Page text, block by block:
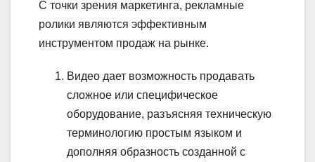
С точки зрения маркетинга, рекламные
ролики являются эффективным
инструментом продаж на рынке.
Видео дает возможность продавать
сложное или специфическое
оборудование, разъясняя техническую
терминологию простым языком и
дополняя образность созданной с